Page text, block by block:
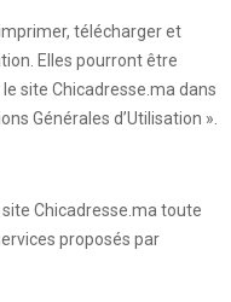
télécharger et
Elles pourront être
site Chicadresse.ma dans
Générales d’Utilisation ».
Chicadresse.ma toute
proposés par